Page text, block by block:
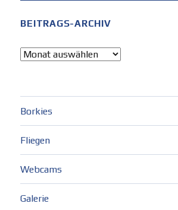
BEITRAGS-ARCHIV
Beitrags-
Borkies
Fliegen
Webcams
Galerie